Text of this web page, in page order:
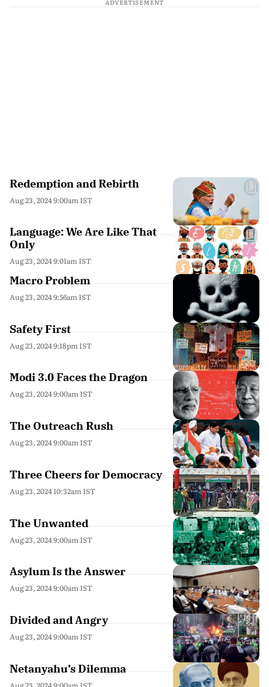
ADVERTISEMENT
Redemption and Rebirth
Aug 23, 2024 9:00am IST
Language: We Are Like That
Only
Aug 23, 2024 9:01am IST
Macro Problem
Aug 23, 2024 9:56am IST
Safety First
Aug 23, 2024 9:18pm IST
Modi 3.0 Faces the Dragon
Aug 23, 2024 9:00am IST
The Outreach Rush
Aug 23, 2024 9:00am IST
Three Cheers for Democracy
Aug 23, 2024 10:32am IST
The Unwanted
Aug 23, 2024 9:00am IST
Asylum Is the Answer
Aug 23, 2024 9:00am IST
Divided and Angry
Aug 23, 2024 9:00am IST
Netanyahu’s Dilemma